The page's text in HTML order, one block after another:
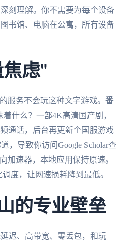
刻理解。你不需要为每个设备
书馆、电脑在公寓，所有设备
虑"
服务不会玩这种文字游戏。 番
什么？一部4K高清国产剧，
通话，后台再更新个国服游戏
，导致你访问Google Scholar查
加速器，本地应用保持原速。
度，让网速损耗降到最低。
的专业壁垒
迟、高带宽、零丢包，和玩